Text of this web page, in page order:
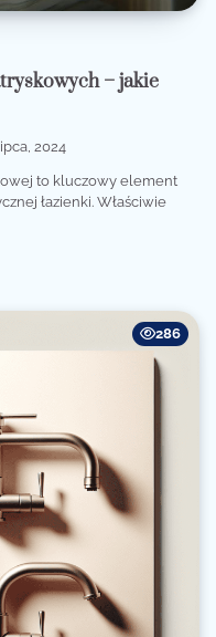
– jakie
2024
to kluczowy element
łazienki. Właściwie
286